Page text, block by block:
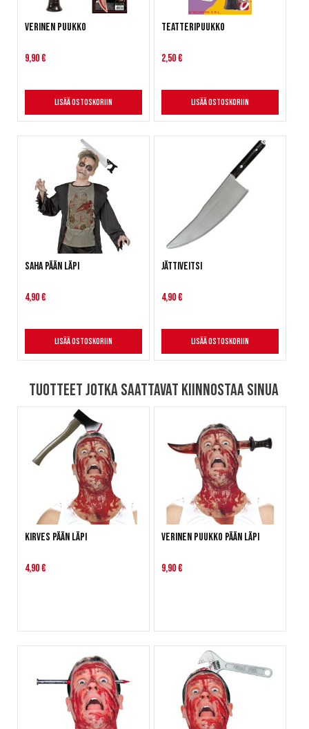
Verinen puukko
9,90 €
Lisää ostoskoriin
Teatteripuukko
2,50 €
Lisää ostoskoriin
Saha pään läpi
4,90 €
Lisää ostoskoriin
Jättiveitsi
4,90 €
Lisää ostoskoriin
Tuotteet jotka saattavat kiinnostaa sinua
Kirves pään läpi
4,90 €
Verinen puukko pään läpi
9,90 €